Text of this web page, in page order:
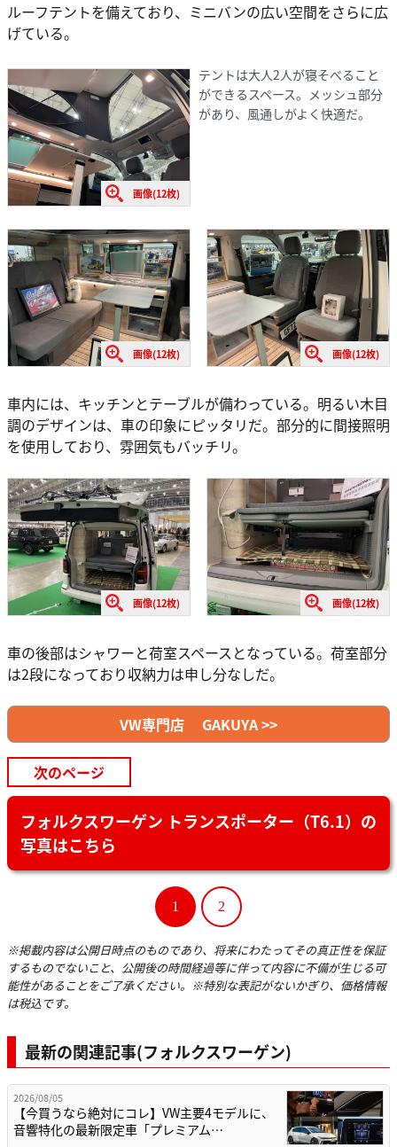
ルーフテントを備えており、ミニバンの広い空間をさらに広
げている。
画像(12枚)
テントは大人2人が寝そべること
ができるスペース。メッシュ部分
があり、風通しがよく快適だ。
画像(12枚) 画像(12枚)
車内には、キッチンとテーブルが備わっている。明るい木目
調のデザインは、車の印象にピッタリだ。部分的に間接照明
を使用しており、雰囲気もバッチリ。
画像(12枚) 画像(12枚)
車の後部はシャワーと荷室スペースとなっている。荷室部分
は2段になっており収納力は申し分なしだ。
VW専門店 GAKUYA >>
次のページ
フォルクスワーゲン トランスポーター（T6.1）の
写真はこちら
1 2
※掲載内容は公開日時点のものであり、将来にわたってその真正性を保証
するものでないこと、公開後の時間経過等に伴って内容に不備が生じる可
能性があることをご了承ください。※特別な表記がないかぎり、価格情報
は税込です。
最新の関連記事(フォルクスワーゲン)
2026/08/05
【今買うなら絶対にコレ】VW主要4モデルに、
音響特化の最新限定車「プレミアム…